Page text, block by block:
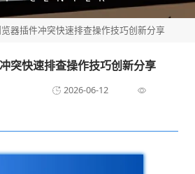
器插件冲突快速排查操作技巧创新分享
突快速排查操作技巧创新分享
2026-06-12